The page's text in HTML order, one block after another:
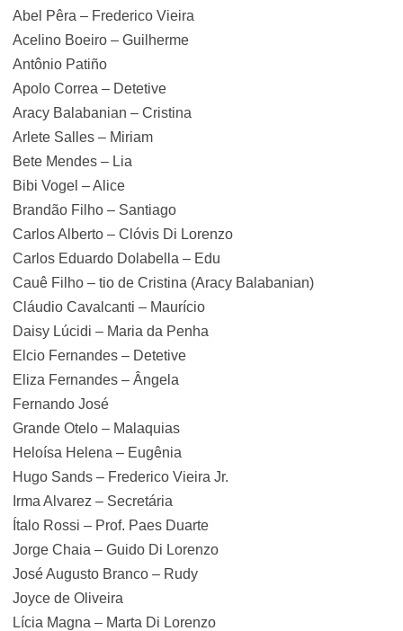
Abel Pêra – Frederico Vieira
Acelino Boeiro – Guilherme
Antônio Patiño
Apolo Correa – Detetive
Aracy Balabanian – Cristina
Arlete Salles – Miriam
Bete Mendes – Lia
Bibi Vogel – Alice
Brandão Filho – Santiago
Carlos Alberto – Clóvis Di Lorenzo
Carlos Eduardo Dolabella – Edu
Cauê Filho – tio de Cristina (Aracy Balabanian)
Cláudio Cavalcanti – Maurício
Daisy Lúcidi – Maria da Penha
Elcio Fernandes – Detetive
Eliza Fernandes – Ângela
Fernando José
Grande Otelo – Malaquias
Heloísa Helena – Eugênia
Hugo Sands – Frederico Vieira Jr.
Irma Alvarez – Secretária
Ítalo Rossi – Prof. Paes Duarte
Jorge Chaia – Guido Di Lorenzo
José Augusto Branco – Rudy
Joyce de Oliveira
Lícia Magna – Marta Di Lorenzo